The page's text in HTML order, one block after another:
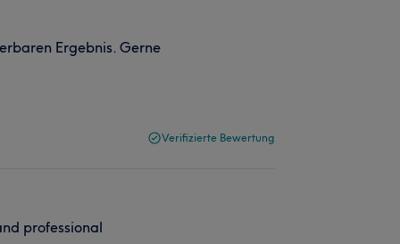
Ergebnis. Gerne
Verifizierte Bewertung
professional